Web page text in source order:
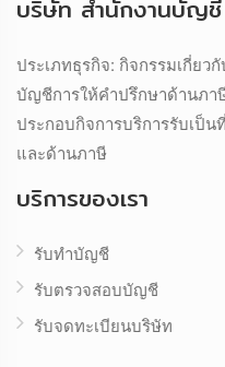
บริษัท สำนักงานบัญ
ประเภทธุรกิจ: กิจกรรมเกี่ย
บัญชีการให้คำปรึกษาด้านภา
ประกอบกิจการบริการรับเป็
และด้านภาษี
บริการของเรา
รับทำบัญชี
รับตรวจสอบบัญชี
รับจดทะเบียนบริษัท